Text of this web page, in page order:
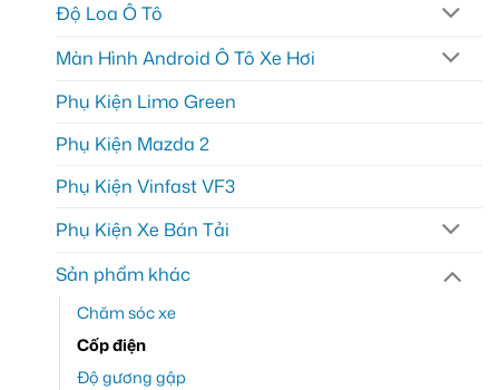
Độ Loa Ô Tô
Màn Hình Android Ô Tô Xe Hơi
Phụ Kiện Limo Green
Phụ Kiện Mazda 2
Phụ Kiện Vinfast VF3
Phụ Kiện Xe Bán Tải
Sản phẩm khác
Chăm sóc xe
Cốp điện
Độ gương gập